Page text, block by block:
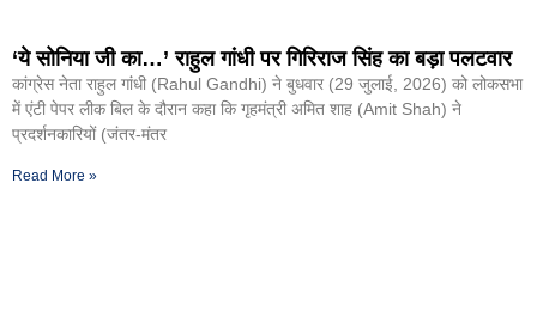
‘ये सोनिया जी का…’ राहुल गांधी पर गिरिराज सिंह का बड़ा पलटवार
कांग्रेस नेता राहुल गांंधी (Rahul Gandhi) ने बुधवार (29 जुलाई, 2026) को लोकसभा
में एंटी पेपर लीक बिल के दौरान कहा कि गृहमंत्री अमित शाह (Amit Shah) ने
प्रदर्शनकारियों (जंतर-मंतर
Read More »